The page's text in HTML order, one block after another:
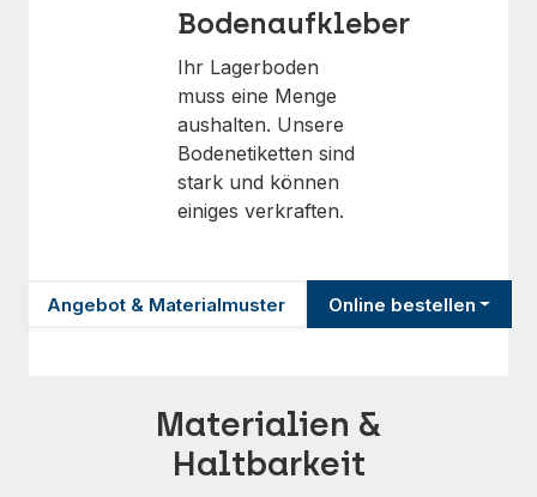
Bodenaufkleber
Ihr Lagerboden
muss eine Menge
aushalten. Unsere
Bodenetiketten sind
stark und können
einiges verkraften.
Angebot & Materialmuster Online bestellen
Materialien &
Haltbarkeit